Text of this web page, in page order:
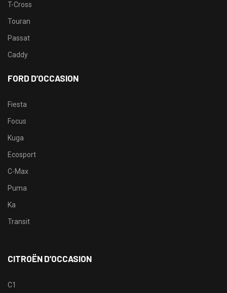
T-Cross
Touran
Passat
Caddy
FORD D’OCCASION
Fiesta
Focus
Kuga
Ecosport
C-Max
Puma
Ka
Transit
CITROËN D’OCCASION
C1